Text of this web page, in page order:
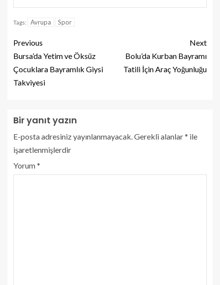
Tags: Avrupa Spor
Previous
Bursa’da Yetim ve Öksüz
Çocuklara Bayramlık Giysi
Takviyesi
Next
Bolu’da Kurban Bayramı
Tatili İçin Araç Yoğunluğu
Bir yanıt yazın
E-posta adresiniz yayınlanmayacak.Gerekli alanlar* ile
işaretlenmişlerdir
Yorum*